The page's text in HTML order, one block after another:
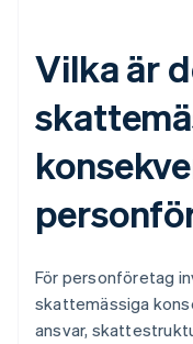
Vilka är
För personföretag
skattemässiga
ansvar,